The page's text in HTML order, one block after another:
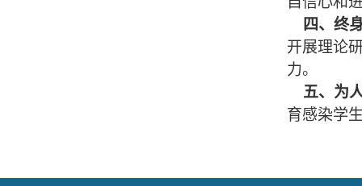
四、终
开展理论
力。
五、为
育感染学